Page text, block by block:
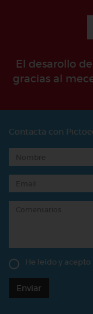
El desarollo
gracias al
Contacta con
He leído y acepto
Enviar